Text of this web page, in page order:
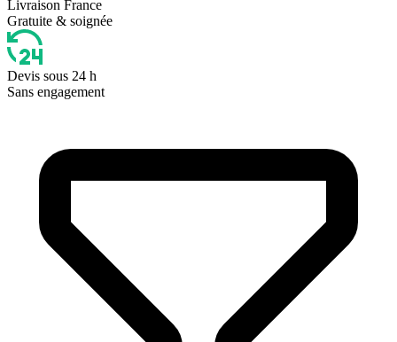
Livraison France
Gratuite & soignée
Devis sous 24 h
Sans engagement